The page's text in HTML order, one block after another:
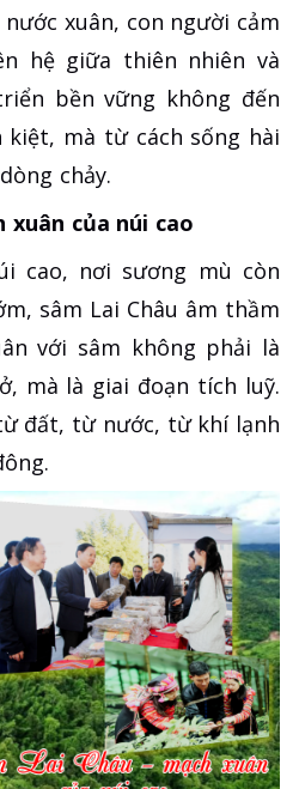
xuân, con người cảm
hệ giữa thiên nhiên và
bền vững không đến
mà từ cách sống hài
chảy.
xuân của núi cao
cao, nơi sương mù còn
sâm Lai Châu âm thầm
với sâm không phải là
mà là giai đoạn tích luỹ.
đất, từ nước, từ khí lạnh